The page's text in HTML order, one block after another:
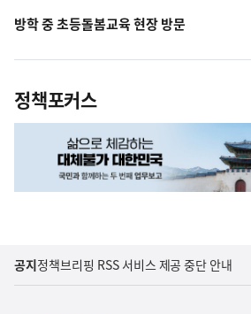
방학 중 초등돌봄교육 현장 방문
정책포커스
공지정책브리핑 RSS 서비스 제공 중단 안내